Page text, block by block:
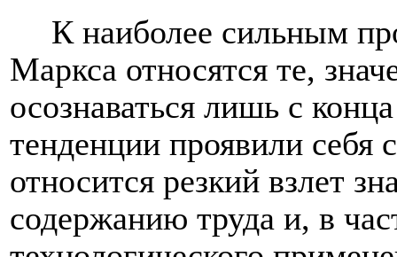
К наиболее сильным
Маркса относятся те,
осознаваться лишь с
тенденции проявили себя
относится резкий взлет
содержанию труда и, в